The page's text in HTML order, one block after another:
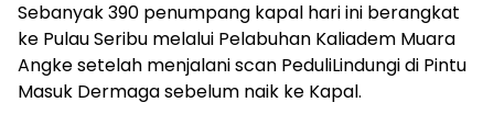
Sebanyak 390 penumpang kapal hari ini berangkat
ke Pulau Seribu melalui Pelabuhan Kaliadem Muara
Angke setelah menjalani scan PeduliLindungi di Pintu
Masuk Dermaga sebelum naik ke Kapal.